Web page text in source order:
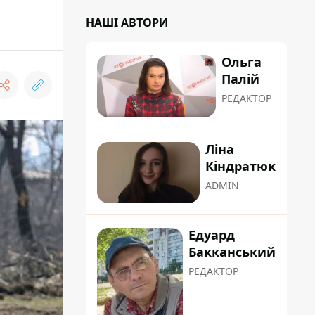
НАШІ АВТОРИ
Ольга
Палій
РЕДАКТОР
Ліна
Кіндратюк
ADMIN
Едуард
Бакканський
РЕДАКТОР